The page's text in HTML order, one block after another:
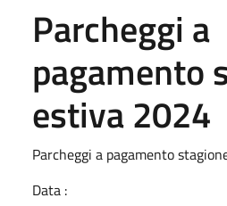
Parcheggi a
pagamento
estiva 2024
Parcheggi a pagamento
Data :